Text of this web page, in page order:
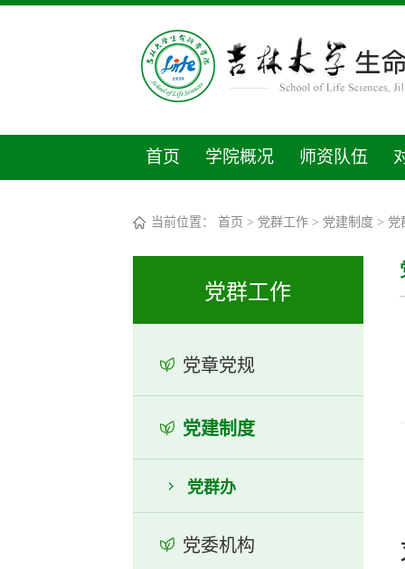
首页 学院概况 师资队伍
当前位置： 首页 > 党群工作> 党建制度> 党
党群工作
党章党规
党建制度
党群办
党委机构